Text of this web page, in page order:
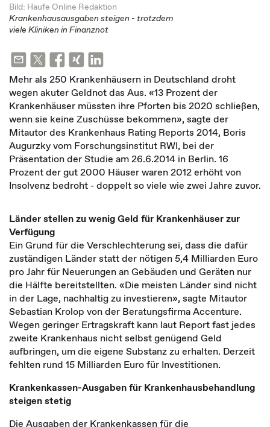
Bild: Haufe Online Redaktion
Krankenhausausgaben steigen - trotzdem
viele Kliniken in Finanznot
Mehr als 250 Krankenhäusern in Deutschland droht
wegen akuter Geldnot das Aus. «13 Prozent der
Krankenhäuser müssten ihre Pforten bis 2020 schließen,
wenn sie keine Zuschüsse bekommen», sagte der
Mitautor des Krankenhaus Rating Reports 2014, Boris
Augurzky vom Forschungsinstitut RWI, bei der
Präsentation der Studie am 26.6.2014 in Berlin. 16
Prozent der gut 2000 Häuser waren 2012 erhöht von
Insolvenz bedroht - doppelt so viele wie zwei Jahre zuvor.
Länder stellen zu wenig Geld für Krankenhäuser zur
Verfügung
Ein Grund für die Verschlechterung sei, dass die dafür
zuständigen Länder statt der nötigen 5,4 Milliarden Euro
pro Jahr für Neuerungen an Gebäuden und Geräten nur
die Hälfte bereitstellten. «Die meisten Länder sind nicht
in der Lage, nachhaltig zu investieren», sagte Mitautor
Sebastian Krolop von der BeratungsfirmaAccenture.
Wegen geringer Ertragskraft kann laut Report fast jedes
zweite Krankenhaus nicht selbst genügend Geld
aufbringen, um die eigene Substanz zu erhalten. Derzeit
fehlten rund 15 Milliarden Euro für Investitionen.
Krankenkassen-Ausgaben für Krankenhausbehandlung
steigen stetig
Die Ausgaben der Krankenkassen für die